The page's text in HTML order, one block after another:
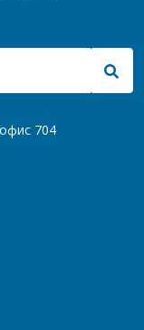
704